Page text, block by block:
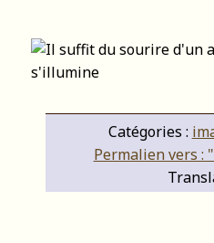
Catégories :
Permalien vers :